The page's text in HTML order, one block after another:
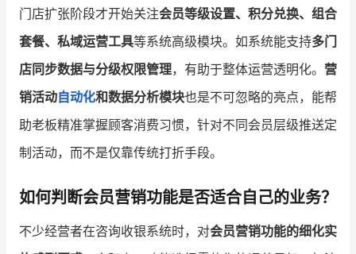
门店扩张阶段才开始关注会员等级设置、积分兑换、组合
套餐、私域运营工具等系统高级模块。如系统能支持多门
店同步数据与分级权限管理，有助于整体运营透明化。 营
销活动自动化和数据分析模块也是不可忽略的亮点，能帮
助老板精准掌握顾客消费习惯，针对不同会员层级推送定
制活动，而不是仅靠传统打折手段。
如何判断会员营销功能是否适合自己的业务？
不少经营者在咨询收银系统时，对会员营销功能的细化实